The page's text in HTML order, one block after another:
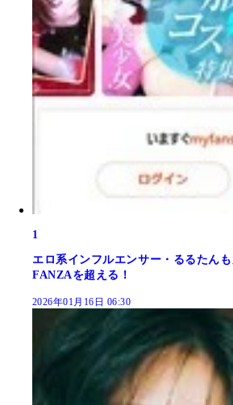
1
エロ系インフルエンサー・るるたん
FANZAを超える！
2026年01月16日 06:30